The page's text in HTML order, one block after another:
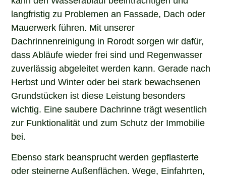
langfristig zu Problemen an Fassade, Dach oder
Mauerwerk führen. Mit unserer
Dachrinnenreinigung in Rorodt sorgen wir dafür,
dass Abläufe wieder frei sind und Regenwasser
zuverlässig abgeleitet werden kann. Gerade nach
Herbst und Winter oder bei stark bewachsenen
Grundstücken ist diese Leistung besonders
wichtig. Eine saubere Dachrinne trägt wesentlich
zur Funktionalität und zum Schutz der Immobilie
bei.
Ebenso stark beansprucht werden gepflasterte
oder steinerne Außenflächen. Wege, Einfahrten,